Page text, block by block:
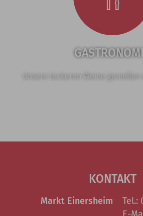
Unsere leckeren Weine genießen
KONTAKT
Markt Einersheim
Tel.: